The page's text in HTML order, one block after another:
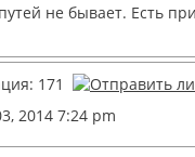
не бывает. Есть
2014 7:24 pm